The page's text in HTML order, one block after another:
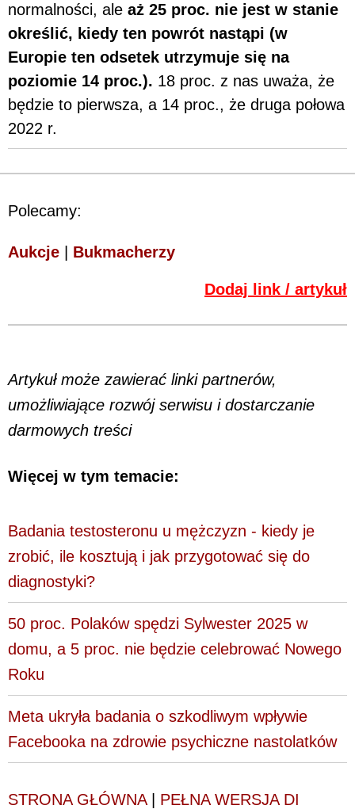
normalności, ale aż 25 proc. nie jest w stanie
określić, kiedy ten powrót nastąpi (w
Europie ten odsetek utrzymuje się na
poziomie 14 proc.). 18 proc. z nas uważa, że
będzie to pierwsza, a 14 proc., że druga połowa
2022 r.
Polecamy:
Aukcje Bukmacherzy
Dodaj link / artykuł
Artykuł może zawierać linki partnerów,
umożliwiające rozwój serwisu i dostarczanie
darmowych treści
Więcej w tym temacie:
Badania testosteronu u mężczyzn - kiedy je
zrobić, ile kosztują i jak przygotować się do
diagnostyki?
50 proc. Polaków spędzi Sylwester 2025 w
domu, a 5 proc. nie będzie celebrować Nowego
Roku
Meta ukryła badania o szkodliwym wpływie
Facebooka na zdrowie psychiczne nastolatków
STRONA GŁÓWNA| PEŁNA WERSJA DI